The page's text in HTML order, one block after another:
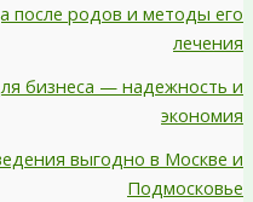
после родов и методы его
лечения
бизнеса — надежность и
экономия
выгодно в Москве и
Подмосковье